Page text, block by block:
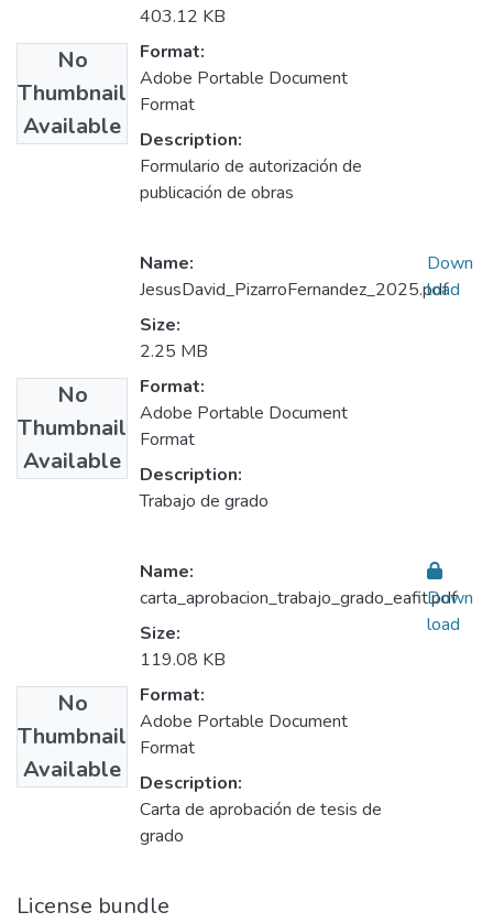
No
Thumbnail
Available
403.12 KB
Format:
Adobe Portable Document
Format
Description:
Formulario de autorización de
publicación de obras
No
Thumbnail
Available
Name:
JesusDavid_PizarroFernandez_2025.pdf
Size:
2.25 MB
Format:
Adobe Portable Document
Format
Description:
Trabajo de grado
Down
load
No
Thumbnail
Available
Name:
carta_aprobacion_trabajo_grado_eafit.pdf
Size:
119.08 KB
Format:
Adobe Portable Document
Format
Description:
Carta de aprobación de tesis de
grado
Down
load
License bundle